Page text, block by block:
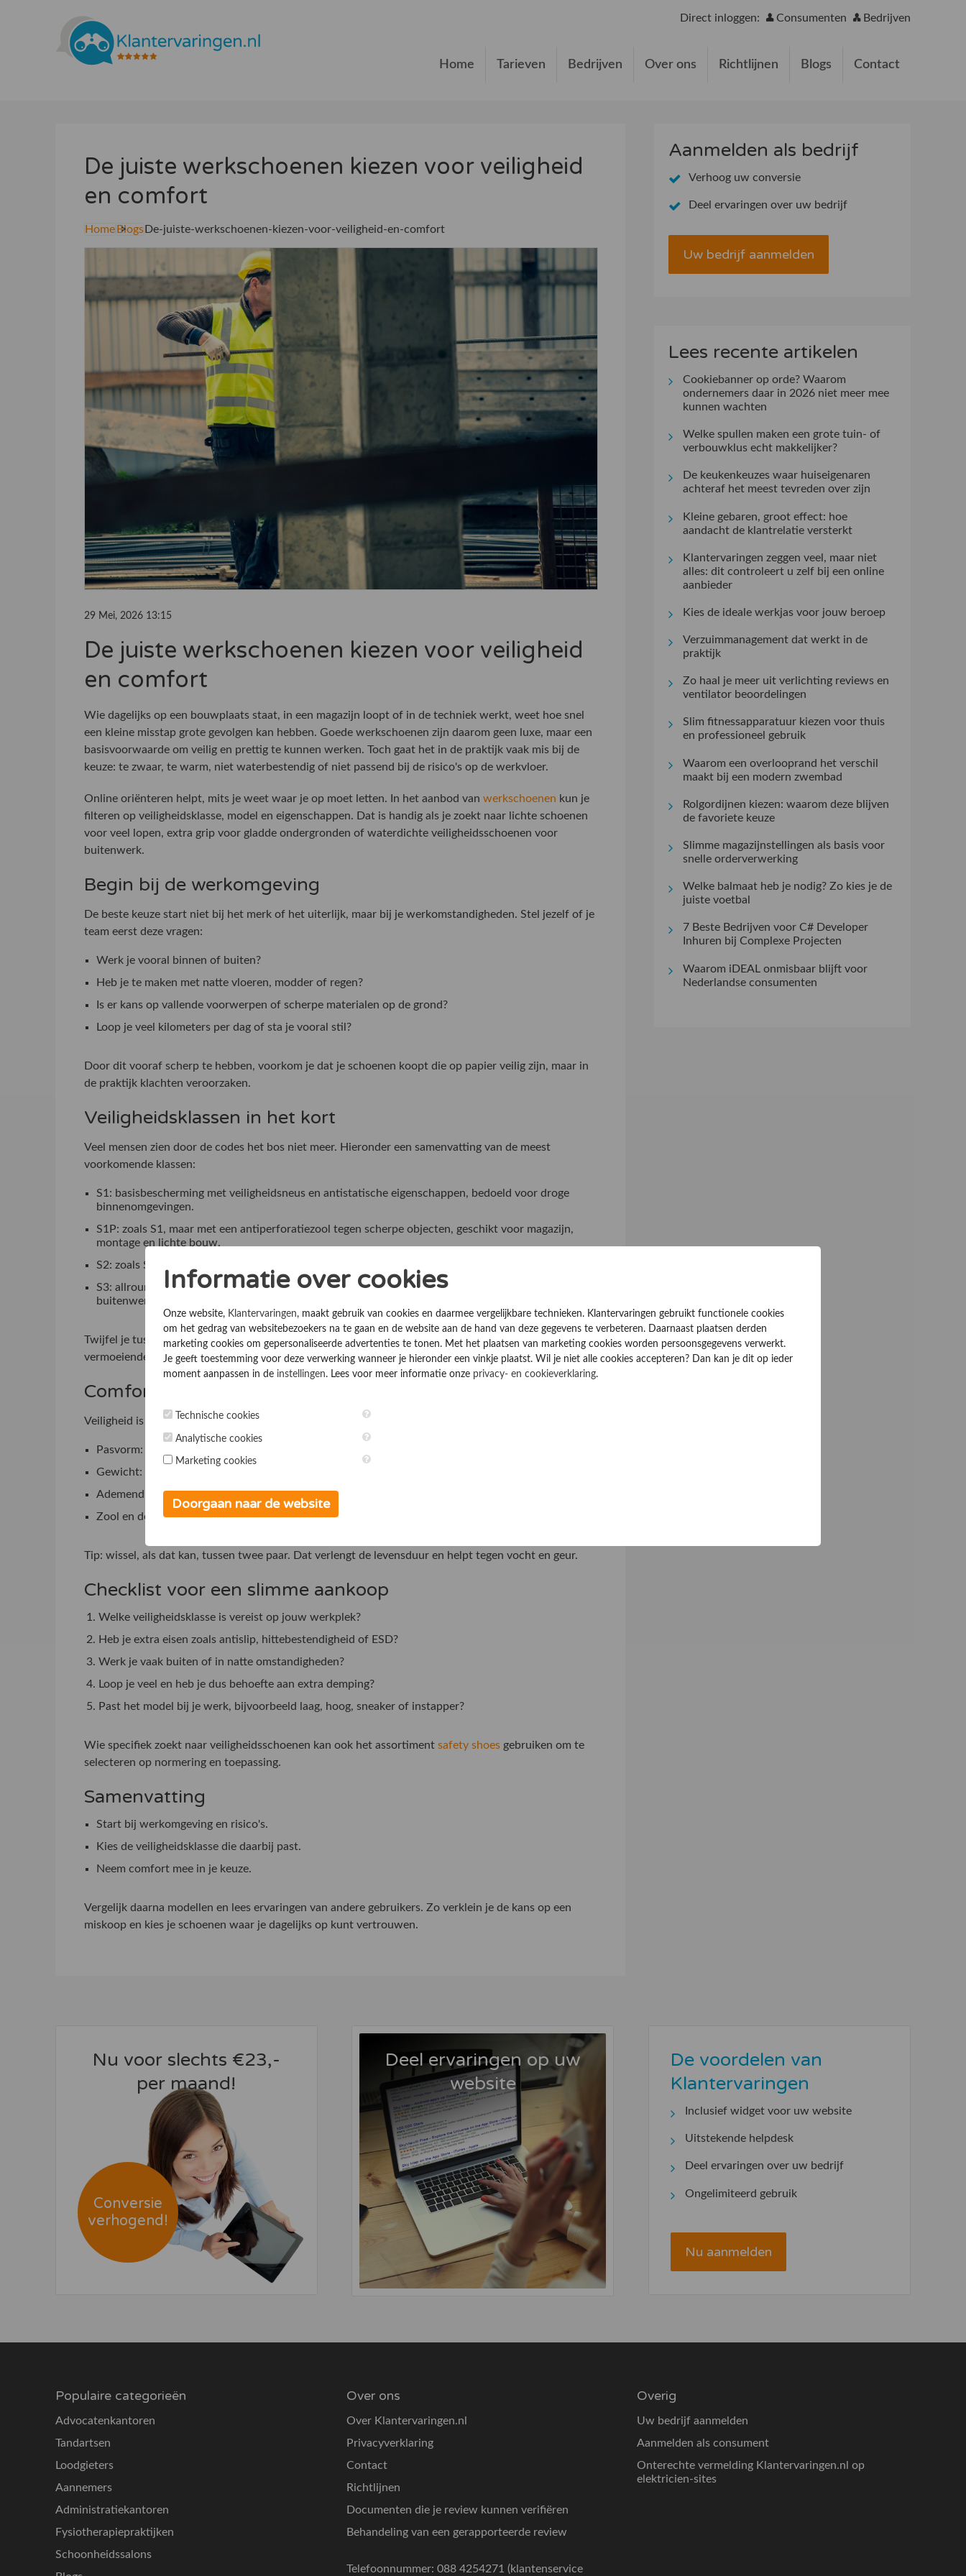
Direct inloggen: Consumenten Bedrijven
Home Tarieven Bedrijven Over ons Richtlijnen Blogs Contact
De juiste werkschoenen kiezen voor veiligheid
en comfort
Home Blogs De-juiste-werkschoenen-kiezen-voor-veiligheid-en-comfort
29 Mei, 2026 13:15
De juiste werkschoenen kiezen voor veiligheid
en comfort
Wie dagelijks op een bouwplaats staat, in een magazijn loopt of in de techniek werkt, weet hoe snel
een kleine misstap grote gevolgen kan hebben. Goede werkschoenen zijn daarom geen luxe, maar een
basisvoorwaarde om veilig en prettig te kunnen werken. Toch gaat het in de praktijk vaak mis bij de
keuze: te zwaar, te warm, niet waterbestendig of niet passend bij de risico's op de werkvloer.
Online oriënteren helpt, mits je weet waar je op moet letten. In het aanbod van werkschoenen kun je
filteren op veiligheidsklasse, model en eigenschappen. Dat is handig als je zoekt naar lichte schoenen
voor veel lopen, extra grip voor gladde ondergronden of waterdichte veiligheidsschoenen voor
buitenwerk.
Begin bij de werkomgeving
De beste keuze start niet bij het merk of het uiterlijk, maar bij je werkomstandigheden. Stel jezelf of je
team eerst deze vragen:
Werk je vooral binnen of buiten?
Heb je te maken met natte vloeren, modder of regen?
Is er kans op vallende voorwerpen of scherpe materialen op de grond?
Loop je veel kilometers per dag of sta je vooral stil?
Door dit vooraf scherp te hebben, voorkom je dat je schoenen koopt die op papier veilig zijn, maar in
de praktijk klachten veroorzaken.
Veiligheidsklassen in het kort
Veel mensen zien door de codes het bos niet meer. Hieronder een samenvatting van de meest
voorkomende klassen:
S1: basisbescherming met veiligheidsneus en antistatische eigenschappen, bedoeld voor droge
binnenomgevingen.
S1P: zoals S1, maar met een antiperforatiezool tegen scherpe objecten, geschikt voor magazijn,
montage en lichte bouw.
S2: zoals S1, met extra waterafstotendheid, passend bij werk met af en toe vocht.
S3: allround bescherming met waterafstotendheid, antiperforatie en vaak extra grip, geschikt voor
buitenwerk, bouw en logistiek.
Twijfel je tussen twee klassen, kies dan niet automatisch de hoogste. Zwaarder kan ook warmer en
vermoeiender zijn.
Comfort bepaalt of je ze echt draagt
Veiligheid is een kant van het verhaal; comfort bepaalt of schoenen de hele dag aanblijven. Let op:
Pasvorm: voldoende ruimte voor je tenen en geen slippen in de hiel.
Gewicht: extra belangrijk als je veel loopt.
Ademend vermogen: prettig bij warm werk of binnenlocaties.
Zool en demping: relevant bij lange dagen op beton of andere harde vloeren.
Tip: wissel, als dat kan, tussen twee paar. Dat verlengt de levensduur en helpt tegen vocht en geur.
Checklist voor een slimme aankoop
Welke veiligheidsklasse is vereist op jouw werkplek?
Heb je extra eisen zoals antislip, hittebestendigheid of ESD?
Werk je vaak buiten of in natte omstandigheden?
Loop je veel en heb je dus behoefte aan extra demping?
Past het model bij je werk, bijvoorbeeld laag, hoog, sneaker of instapper?
Wie specifiek zoekt naar veiligheidsschoenen kan ook het assortiment safety shoes gebruiken om te
selecteren op normering en toepassing.
Samenvatting
Start bij werkomgeving en risico's.
Kies de veiligheidsklasse die daarbij past.
Neem comfort mee in je keuze.
Vergelijk daarna modellen en lees ervaringen van andere gebruikers. Zo verklein je de kans op een
miskoop en kies je schoenen waar je dagelijks op kunt vertrouwen.
Aanmelden als bedrijf
Verhoog uw conversie
Deel ervaringen over uw bedrijf
Uw bedrijf aanmelden
Lees recente artikelen
Cookiebanner op orde? Waarom
ondernemers daar in 2026 niet meer mee
kunnen wachten
Welke spullen maken een grote tuin- of
verbouwklus echt makkelijker?
De keukenkeuzes waar huiseigenaren
achteraf het meest tevreden over zijn
Kleine gebaren, groot effect: hoe
aandacht de klantrelatie versterkt
Klantervaringen zeggen veel, maar niet
alles: dit controleert u zelf bij een online
aanbieder
Kies de ideale werkjas voor jouw beroep
Verzuimmanagement dat werkt in de
praktijk
Zo haal je meer uit verlichting reviews en
ventilator beoordelingen
Slim fitnessapparatuur kiezen voor thuis
en professioneel gebruik
Waarom een overlooprand het verschil
maakt bij een modern zwembad
Rolgordijnen kiezen: waarom deze blijven
de favoriete keuze
Slimme magazijnstellingen als basis voor
snelle orderverwerking
Welke balmaat heb je nodig? Zo kies je de
juiste voetbal
7 Beste Bedrijven voor C# Developer
Inhuren bij Complexe Projecten
Waarom iDEAL onmisbaar blijft voor
Nederlandse consumenten
Nu voor slechts €23,-
per maand!
Conversie
verhogend!
Deel ervaringen op uw
website
De voordelen van
Klantervaringen
Inclusief widget voor uw website
Uitstekende helpdesk
Deel ervaringen over uw bedrijf
Ongelimiteerd gebruik
Nu aanmelden
Populaire categorieën
Advocatenkantoren
Tandartsen
Loodgieters
Aannemers
Administratiekantoren
Fysiotherapiepraktijken
Schoonheidssalons
Over ons
Over Klantervaringen.nl
Privacyverklaring
Contact
Richtlijnen
Documenten die je review kunnen verifiëren
Behandeling van een gerapporteerde review
Telefoonnummer: 088 4254271 (klantenservice
Overig
Uw bedrijf aanmelden
Aanmelden als consument
Onterechte vermelding Klantervaringen.nl op
elektricien-sites
Informatie over cookies
Onze website, Klantervaringen, maakt gebruik van cookies en daarmee vergelijkbare technieken. Klantervaringen gebruikt functionele cookies
om het gedrag van websitebezoekers na te gaan en de website aan de hand van deze gegevens te verbeteren. Daarnaast plaatsen derden
marketing cookies om gepersonaliseerde advertenties te tonen. Met het plaatsen van marketing cookies worden persoonsgegevens verwerkt.
Je geeft toestemming voor deze verwerking wanneer je hieronder een vinkje plaatst. Wil je niet alle cookies accepteren? Dan kan je dit op ieder
moment aanpassen in de instellingen. Lees voor meer informatie onze privacy- en cookieverklaring.
Technische cookies
Analytische cookies
Marketing cookies
Doorgaan naar de website